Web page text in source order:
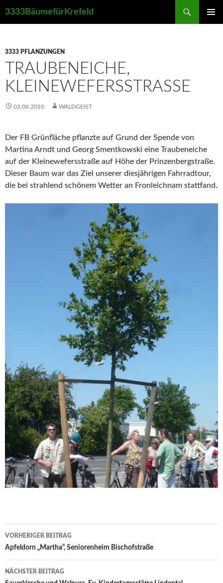
3333BäumefürKrefeld
3333 PFLANZUNGEN
TRAUBENEICHE,
KLEINEWEFERSSTRASSE
03.06.2010 WALDGEIST
Der FB Grünfläche pflanzte auf Grund der Spende von
Martina Arndt und Georg Smentkowski eine Traubeneiche
auf der Kleinewefersstraße auf Höhe der Prinzenbergstraße.
Dieser Baum war das Ziel unserer diesjährigen Fahrradtour,
die bei strahlend schönem Wetter an Fronleichnam stattfand.
Beitrags-
Navigation
VORHERIGER BEITRAG
Apfeldorn „Martha“, Seniorenheim Bischofstraße
NÄCHSTER BEITRAG